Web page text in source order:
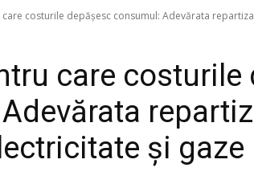
costurile depășesc consumul: Adevărata
care costurile
și gaze